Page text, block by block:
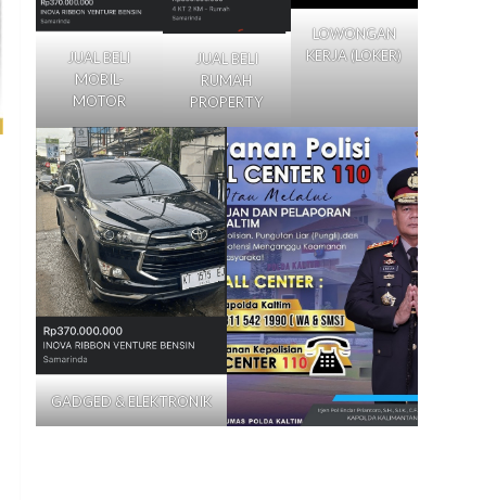
JUAL BELI
MOBIL-
MOTOR
JUAL BELI
RUMAH
PROPERTY
LOWONGAN
KERJA (LOKER)
GADGED & ELEKTRONIK